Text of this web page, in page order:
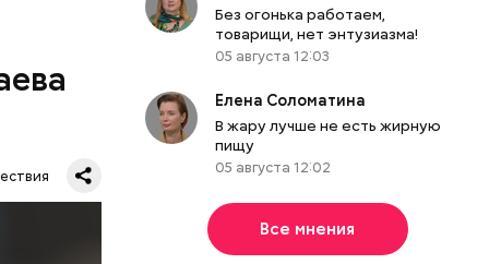
Без огонька работаем,
товарищи, нет энтузиазма!
05 августа 12:03
Елена Соломатина
В жару лучше не есть жирную
пищу
05 августа 12:02
Все мнения